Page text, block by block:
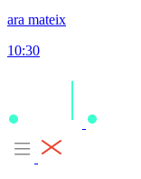
ara mateix
10:30